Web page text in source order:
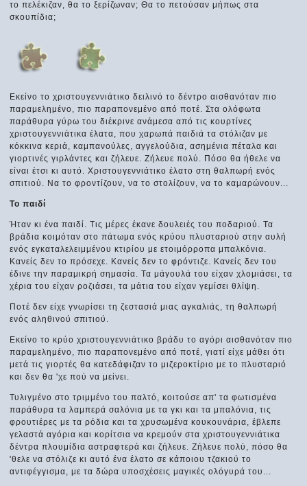
το πελέκιζαν, θα το ξερίζωναν; Θα το πετούσαν μήπως στα
σκουπίδια;
Εκείνο το χριστουγεννιάτικο δειλινό το δέντρο αισθανόταν πιο
παραμελημένο, πιο παραπονεμένο από ποτέ. Στα ολόφωτα
παράθυρα γύρω του διέκρινε ανάμεσα από τις κουρτίνες
χριστουγεννιάτικα έλατα, που χαρωπά παιδιά τα στόλιζαν με
κόκκινα κεριά, καμπανούλες, αγγελούδια, ασημένια πέταλα και
γιορτινές γιρλάντες και ζήλευε. Ζήλευε πολύ. Πόσο θα ήθελε να
είναι έτσι κι αυτό. Χριστουγεννιάτικο έλατο στη θαλπωρή ενός
σπιτιού. Να το φροντίζουν, να το στολίζουν, να το καμαρώνουν...
Το παιδί
Ήταν κι ένα παιδί. Τις μέρες έκανε δουλειές του ποδαριού. Τα
βράδια κοιμόταν στο πάτωμα ενός κρύου πλυσταριού στην αυλή
ενός εγκαταλελειμμένου κτιρίου με ετοιμόρροπα μπαλκόνια.
Κανείς δεν το πρόσεχε. Κανείς δεν το φρόντιζε. Κανείς δεν του
έδινε την παραμικρή σημασία. Τα μάγουλά του είχαν χλομιάσει, τα
χέρια του είχαν ροζιάσει, τα μάτια του είχαν γεμίσει θλίψη.
Ποτέ δεν είχε γνωρίσει τη ζεστασιά μιας αγκαλιάς, τη θαλπωρή
ενός αληθινού σπιτιού.
Εκείνο το κρύο χριστουγεννιάτικο βράδυ το αγόρι αισθανόταν πιο
παραμελημένο, πιο παραπονεμένο από ποτέ, γιατί είχε μάθει ότι
μετά τις γιορτές θα κατεδάφιζαν το μιζεροκτίριο με το πλυσταριό
και δεν θα 'χε πού να μείνει.
Τυλιγμένο στο τριμμένο του παλτό, κοιτούσε απ' τα φωτισμένα
παράθυρα τα λαμπερά σαλόνια με τα γκι και τα μπαλόνια, τις
φρουτιέρες με τα ρόδια και τα χρυσωμένα κουκουνάρια, έβλεπε
γελαστά αγόρια και κορίτσια να κρεμούν στα χριστουγεννιάτικα
δέντρα πλουμίδια αστραφτερά και ζήλευε. Ζήλευε πολύ, πόσο θα
'θελε να στόλιζε κι αυτό ένα έλατο σε κάποιου τζακιού το
αντιφέγγισμα, με τα δώρα υποσχέσεις μαγικές ολόγυρά του...